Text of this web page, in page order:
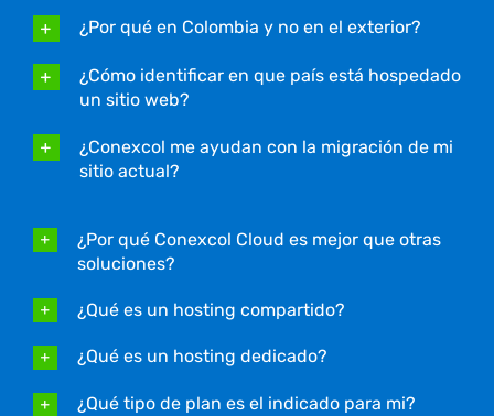
¿Por qué en Colombia y no en el exterior?
¿Cómo identificar en que país está hospedado
un sitio web?
¿Conexcol me ayudan con la migración de mi
sitio actual?
¿Por qué Conexcol Cloud es mejor que otras
soluciones?
¿Qué es un hosting compartido?
¿Qué es un hosting dedicado?
¿Qué tipo de plan es el indicado para mi?